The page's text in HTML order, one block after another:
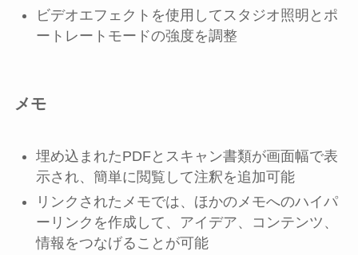
ビデオエフェクトを使用してスタジオ照明とポ
ートレートモードの強度を調整
メモ
埋め込まれたPDFとスキャン書類が画面幅で表
示され、簡単に閲覧して注釈を追加可能
リンクされたメモでは、ほかのメモへのハイパ
ーリンクを作成して、アイデア、コンテンツ、
情報をつなげることが可能